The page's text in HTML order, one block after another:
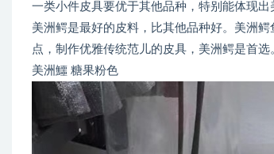
一类小件皮具要优于其他品种，特别能体现
美洲鳄是最好的皮料，比其他品种好。美洲
点，制作优雅传统范儿的皮具，美洲鳄是首选
美洲鱷 糖果粉色